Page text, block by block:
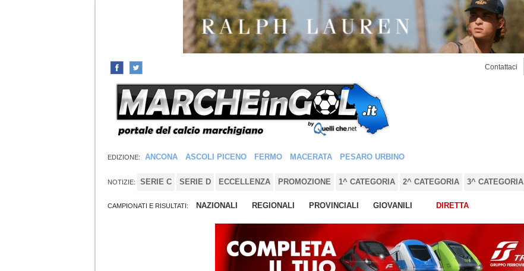
Contattaci
EDIZIONE: ANCONA ASCOLI PICENO FERMO MACERATA PESARO URBINO
NOTIZIE: SERIE C SERIE D ECCELLENZA PROMOZIONE 1^ CATEGORIA 2^ CATEGORIA 3^ CATEGORIA
CAMPIONATI E RISULTATI: NAZIONALI REGIONALI PROVINCIALI GIOVANILI DIRETTA